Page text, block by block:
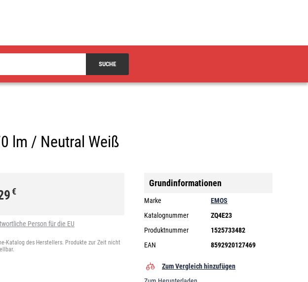
SUCHE
lm / Neutral Weiß
€
Person für die EU
Katalog des Herstellers. Produkte zur Zeit nicht
Grundinformationen
Marke
EMOS
Katalognummer
ZQ4E23
Produktnummer
1525733482
EAN
8592920127469
Zum Vergleich hinzufügen